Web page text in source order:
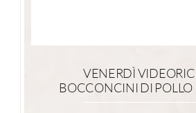
VENERDÌ
BOCCONCINI DI POLLO